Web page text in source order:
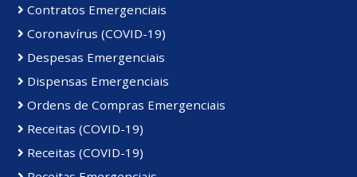
Contratos Emergenciais
Coronavírus (COVID-19)
Despesas Emergenciais
Dispensas Emergenciais
Ordens de Compras Emergenciais
Receitas (COVID-19)
Receitas (COVID-19)